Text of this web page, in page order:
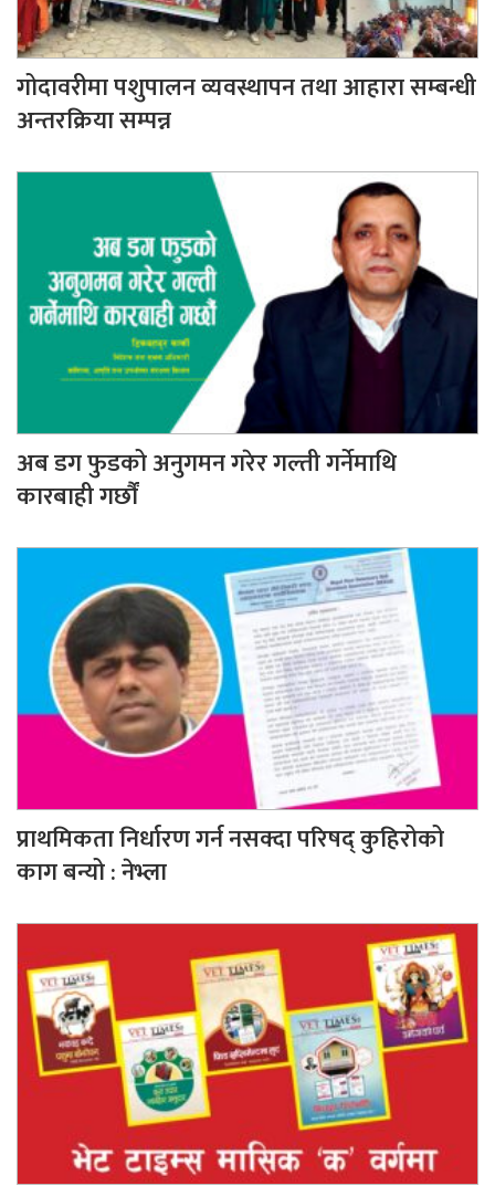
गोदावरीमा पशुपालन व्यवस्थापन तथा आहारा सम्बन्धी
अन्तरक्रिया सम्पन्न
अब डग फुडको अनुगमन गरेर गल्ती गर्नेमाथि
कारबाही गर्छौं
प्राथमिकता निर्धारण गर्न नसक्दा परिषद् कुहिरोको
काग बन्यो : नेभ्ला